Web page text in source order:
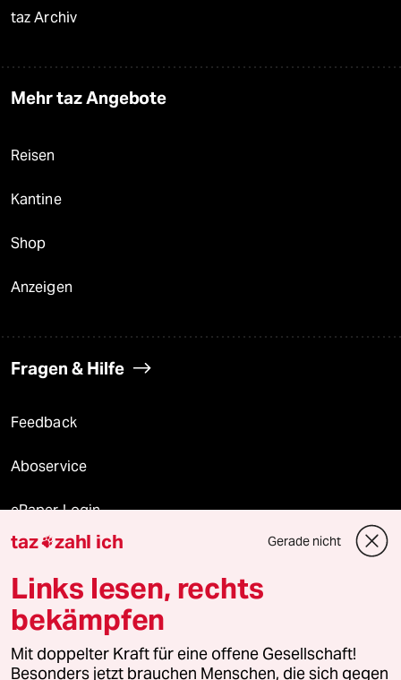
taz Archiv
Mehr taz Angebote
Reisen
Kantine
Shop
Anzeigen
Fragen & Hilfe
Feedback
Aboservice
ePaper Login
Downloads für Abonnierende
© 2026 taz Verlags und Vertriebs GmbH
Alle Rechte vorbehalten. Bei rechtlichen Fragen oder für Genehmigungen
wenden Sie sich bitte an
lizenzen@taz.de
taz zahl ich Gerade nicht
Links lesen, rechts
bekämpfen
Mit doppelter Kraft für eine offene Gesellschaft!
Besonders jetzt brauchen Menschen, die sich gegen